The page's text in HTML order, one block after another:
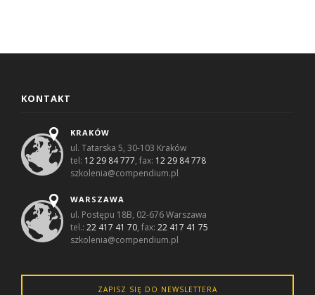
KONTAKT
KRAKÓW
ul. Tatarska 5, 30-103 Kraków
tel: 12 29 84 777, fax: 12 29 84 778
szkolenia@compendium.pl
WARSZAWA
ul. Postępu 18B, 02-676 Warszawa
tel.:22 417 41 70, fax:22 417 41 75
szkolenia@compendium.pl
ZAPISZ SIĘ DO NEWSLETTERA